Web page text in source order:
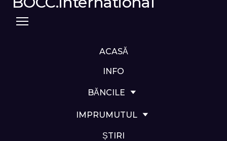
ACASĂ
INFO
BĂNCILE
IMPRUMUTUL
ȘTIRI